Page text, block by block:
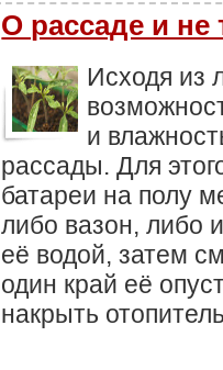
О рассаде и не
Исходя из
и
рассады. Для
батареи на полу
либо вазон, либо
её водой, затем
один край её
накрыть